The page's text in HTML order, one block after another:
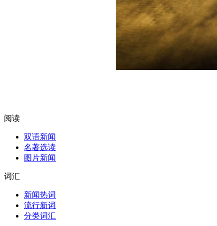
阅读
双语新闻
名著选读
图片新闻
词汇
新闻热词
流行新词
分类词汇